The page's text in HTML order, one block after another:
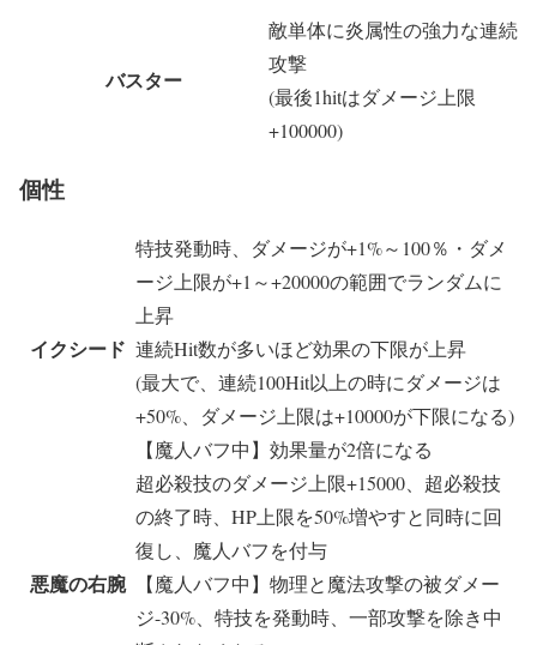
バスター
敵単体に炎属性の強力な連続
攻撃
(最後1hitはダメージ上限
+100000)
個性
イクシード
特技発動時、ダメージが+1%～100％・ダメ
ージ上限が+1～+20000の範囲でランダムに
上昇
連続Hit数が多いほど効果の下限が上昇
(最大で、連続100Hit以上の時にダメージは
+50%、ダメージ上限は+10000が下限になる)
【魔人バフ中】効果量が2倍になる
悪魔の右腕
超必殺技のダメージ上限+15000、超必殺技
の終了時、HP上限を50%増やすと同時に回
復し、魔人バフを付与
【魔人バフ中】物理と魔法攻撃の被ダメー
ジ-30%、特技を発動時、一部攻撃を除き中